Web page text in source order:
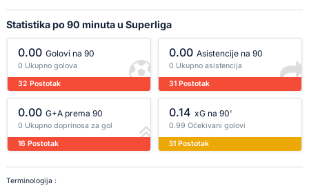
Statistika po 90 minuta u Superliga
0.00 Golovi na 90
0 Ukupno golova
32 Postotak
0.00 Asistencije na 90
0 Ukupno asistencija
31 Postotak
0.00 G+A prema 90
0 Ukupno doprinosa za gol
16 Postotak
0.14 xG na 90'
0.99 Očekivani golovi
51 Postotak
Terminologija :